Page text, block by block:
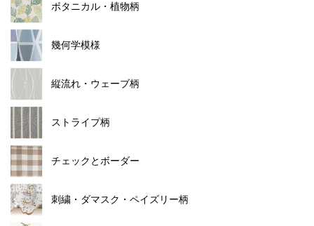
ボタニカル・植物柄
幾何学模様
縦流れ・ウェーブ柄
ストライプ柄
チェックとボーダー
刺繍・ダマスク・ペイズリー柄